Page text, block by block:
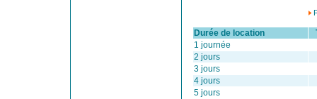
Durée de location
1 journée
2 jours
3 jours
4 jours
5 jours